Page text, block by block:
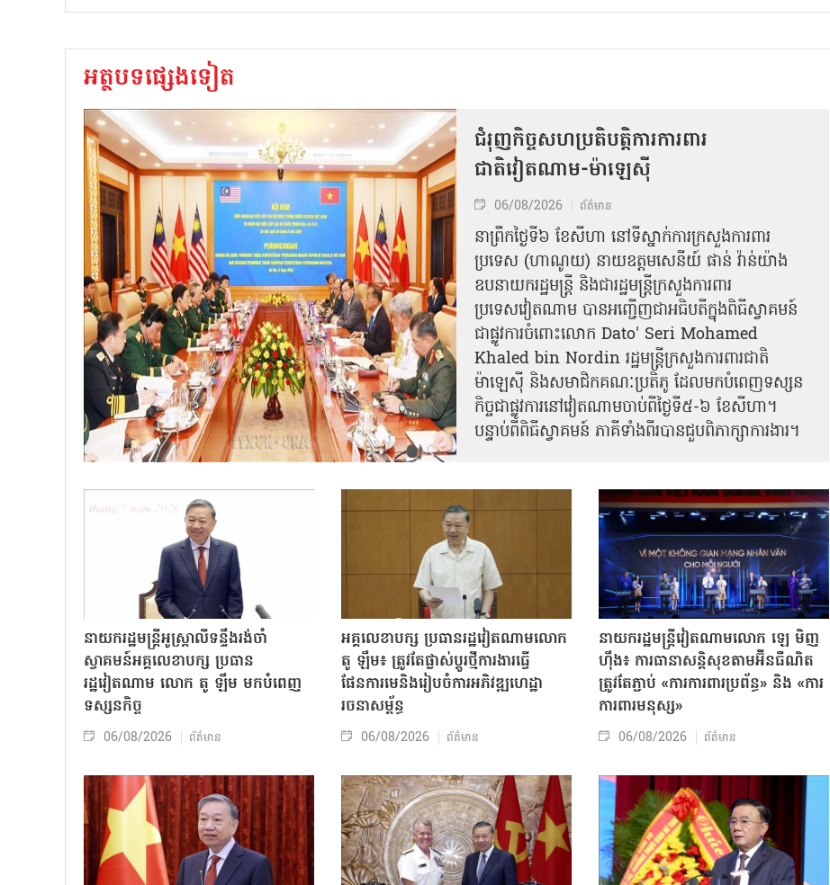
អត្ថបទផ្សេងទៀត
ជំរុញកិច្ចសហប្រតិបត្តិការការពារ
ជាតិវៀតណាម-ម៉ាឡេស៊ី
06/08/2026 ព័ត៌មាន
នា​ព្រឹកថ្ងៃទី៦ ខែសីហា នៅទីស្នាក់ការក្រសួងការពារ
ប្រទេស (ហាណូយ) នាយឧត្តមសេនីយ៍ ផាន់ វ៉ាន់យ៉ាង
ឧបនាយករដ្ឋមន្ត្រី និងជារដ្ឋមន្ត្រីក្រសួងការពារ
ប្រទេសវៀតណាម បានអញ្ជើញជាអធិបតីក្នុងពិធីស្វាគមន៍
ជាផ្លូវការ​ចំពោះលោក Dato' Seri Mohamed
Khaled bin Nordin រដ្ឋមន្ត្រីក្រសួងការពារជាតិ
ម៉ាឡេស៊ី និងសមាជិកគណៈប្រតិភូ ដែលមកបំពេញទស្សន
កិច្ចជាផ្លូវការនៅវៀតណាមចាប់ពីថ្ងៃទី៥-៦ ខែសីហា។
បន្ទាប់ពីពិធីស្វាគមន៍ ភាគីទាំងពីរបានជួបពិភាក្សាការងារ​។
នាយករដ្ឋមន្ត្រីអូស្ត្រាលីទន្ទឹងរង់ចាំ
ស្វាគមន៍អគ្គលេខាបក្ស ប្រធាន
រដ្ឋវៀតណាម លោក តូ ឡឹម មកបំពេញ
ទស្សនកិច្ច
06/08/2026 ព័ត៌មាន
អគ្គលេខាបក្ស ប្រធានរដ្ឋវៀតណាមលោក
តូ ឡឹម៖ ត្រូវតែផ្លាស់ប្ដូរថ្មីការងារធ្វើ
ផែនការមេនិងរៀបចំការអភិវឌ្ឍហេដ្ឋា
រចនាសម្ព័ន្ធ
06/08/2026 ព័ត៌មាន
នាយករដ្ឋមន្ត្រីវៀតណាមលោក ឡេ មិញ
ហ៊ឹង៖ ការធានាសន្តិសុខតាមអ៊ីនធឺណិត
ត្រូវតែភ្ជាប់ «ការការពារប្រព័ន្ធ» និង «ការ
ការពារមនុស្ស»
06/08/2026 ព័ត៌មាន